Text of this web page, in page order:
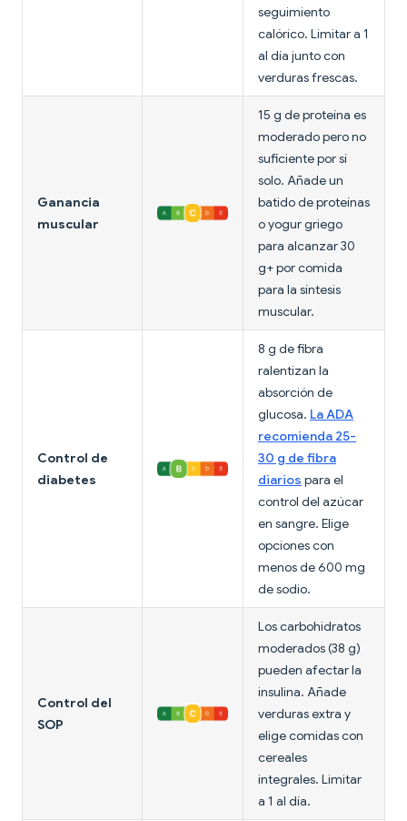
seguimiento
calórico. Limitar a 1
al día junto con
verduras frescas.
Ganancia
muscular
15 g de proteína es
moderado pero no
suficiente por sí
solo. Añade un
batido de proteínas
o yogur griego
para alcanzar 30
g+ por comida
para la síntesis
muscular.
Control de
diabetes
8 g de fibra
ralentizan la
absorción de
glucosa. La ADA
recomienda 25-
30 g de fibra
diarios para el
control del azúcar
en sangre. Elige
opciones con
menos de 600 mg
de sodio.
Control del
SOP
Los carbohidratos
moderados (38 g)
pueden afectar la
insulina. Añade
verduras extra y
elige comidas con
cereales
integrales. Limitar
a 1 al día.